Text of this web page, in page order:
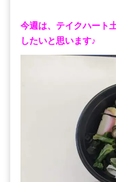
今週は、テイクハート
したいと思います♪